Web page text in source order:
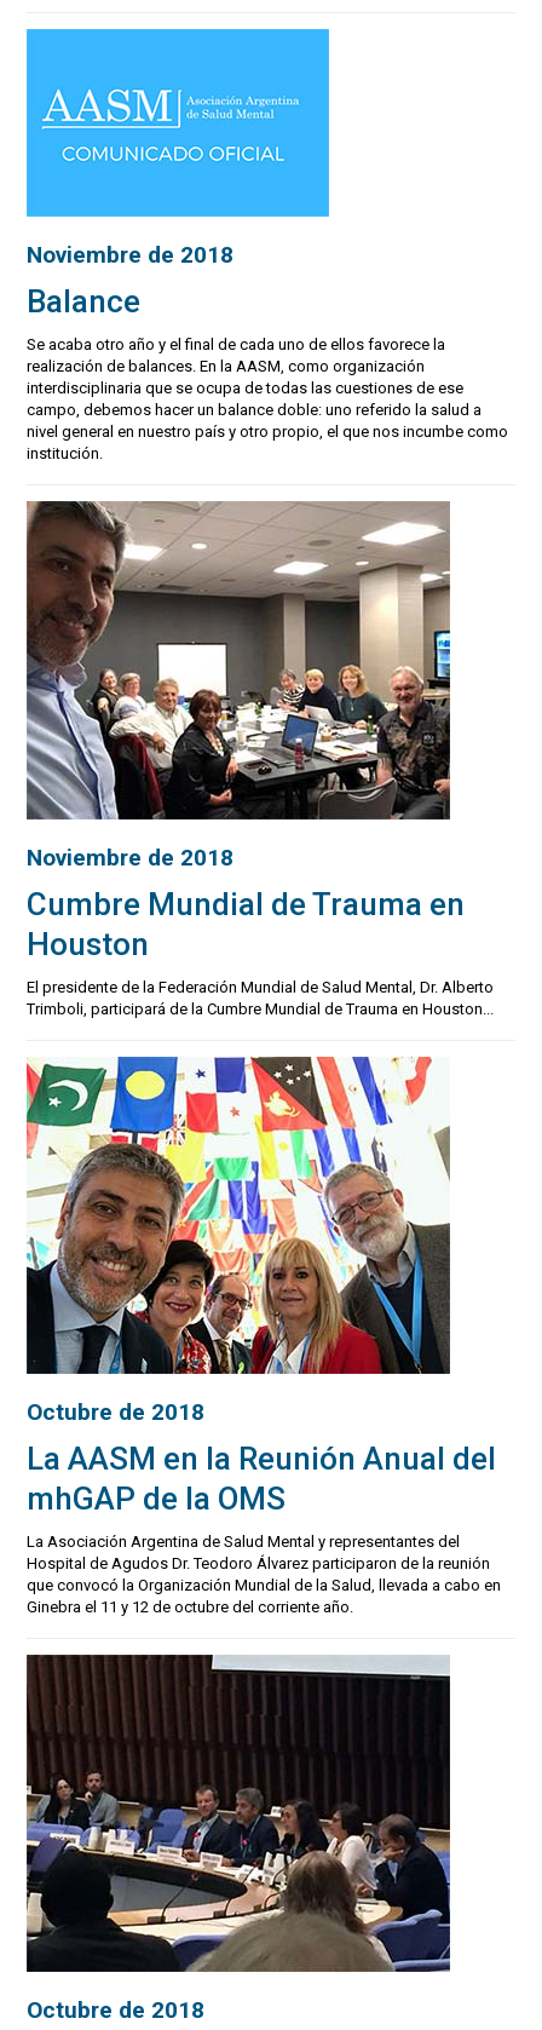
Noviembre de 2018
Balance
Se acaba otro año y el final de cada uno de ellos favorece la
realización de balances. En la AASM, como organización
interdisciplinaria que se ocupa de todas las cuestiones de ese
campo, debemos hacer un balance doble: uno referido la salud a
nivel general en nuestro país y otro propio, el que nos incumbe como
institución.
Noviembre de 2018
Cumbre Mundial de Trauma en
Houston
El presidente de la Federación Mundial de Salud Mental, Dr. Alberto
Trimboli, participará de la Cumbre Mundial de Trauma en Houston...
Octubre de 2018
La AASM en la Reunión Anual del
mhGAP de la OMS
La Asociación Argentina de Salud Mental y representantes del
Hospital de Agudos Dr. Teodoro Álvarez participaron de la reunión
que convocó la Organización Mundial de la Salud, llevada a cabo en
Ginebra el 11 y 12 de octubre del corriente año.
Octubre de 2018